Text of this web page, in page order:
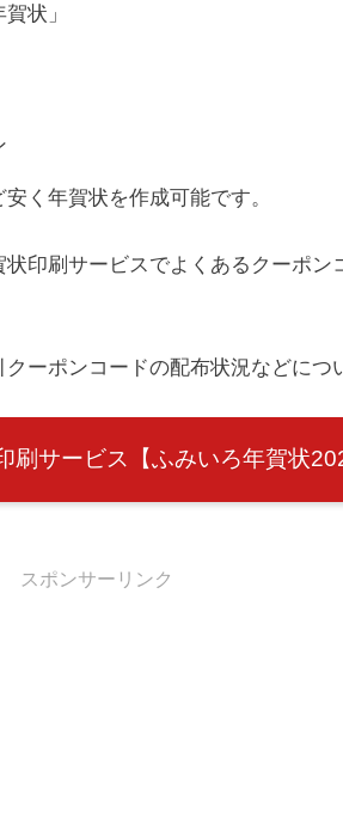
状」
く年賀状を作成可能です。
印刷サービスでよくあるクーポン
ーポンコードの配布状況などにつ
刷サービス【ふみいろ年賀状
スポンサーリンク